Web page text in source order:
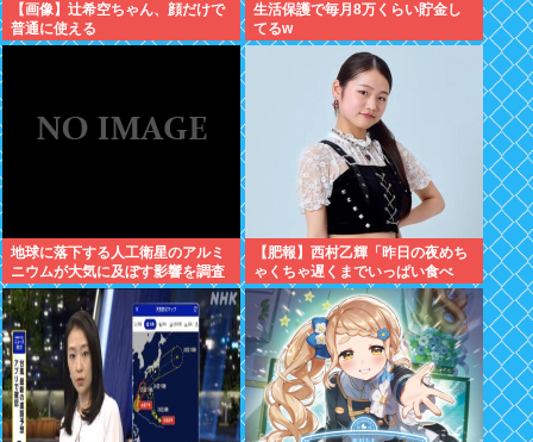
【画像】辻希空ちゃん、顔だけで
普通に使える
生活保護で毎月8万くらい貯金し
てるw
地球に落下する人工衛星のアルミ
ニウムが大気に及ぼす影響を調査
【肥報】西村乙輝「昨日の夜めち
ゃくちゃ遅くまでいっぱい食べ
た。今日もいっぱい食べてやる」